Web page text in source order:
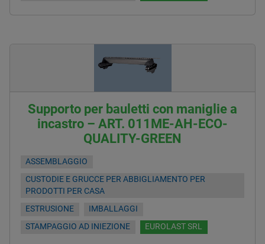
Supporto per bauletti con maniglie a
incastro – ART. 011ME-AH-ECO-
QUALITY-GREEN
ASSEMBLAGGIO
CUSTODIE E GRUCCE PER ABBIGLIAMENTO PER
PRODOTTI PER CASA
ESTRUSIONE
IMBALLAGGI
STAMPAGGIO AD INIEZIONE
EUROLAST SRL